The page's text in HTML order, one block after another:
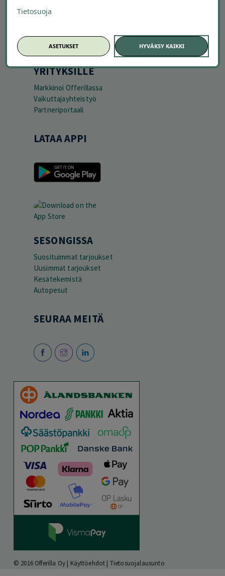
Ajankohtaista
Avoimet työpaikat
Offerilla mediassa
YRITYKSILLE
Markkinoi Offerillassa
Vaikuttajayhteistyö
Partneriportaali
LATAA APPI
SESONGISSA
Suosituimmat tarjoukset
Uusimmat tarjoukset
Kesätekemistä
Autopesut
SEURAA MEITÄ
© 2016 Offerilla Oy | Käyttöehdot | Tietosuojalausunto
Tietosuoja
ASETUKSET HYVÄKSY KAIKKI